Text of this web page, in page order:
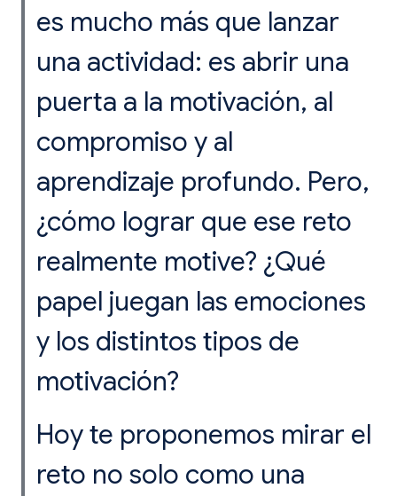
es mucho más que lanzar
una actividad: es abrir una
puerta a la motivación, al
compromiso y al
aprendizaje profundo. Pero,
¿cómo lograr que ese reto
realmente motive? ¿Qué
papel juegan las emociones
y los distintos tipos de
motivación?
Hoy te proponemos mirar el
reto no solo como una